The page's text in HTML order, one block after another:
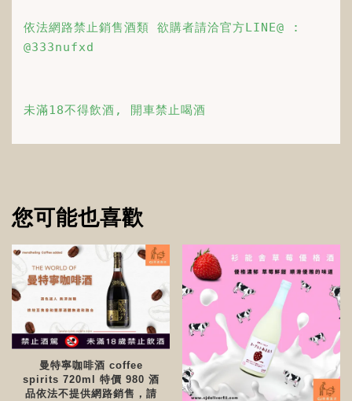
依法網路禁止銷售酒類 欲購者請洽官方LINE@ :
@333nufxd
未滿18不得飲酒, 開車禁止喝酒
您可能也喜歡
曼特寧咖啡酒 coffee
spirits 720ml 特價 980 酒
品依法不提供網路銷售，請